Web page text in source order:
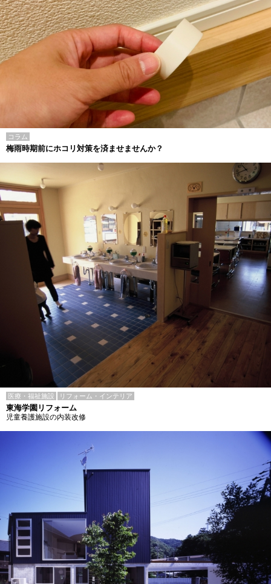
コラム
梅雨時期前にホコリ対策を済ませませんか？
医療・福祉施設 リフォーム・インテリア
東海学園リフォーム
児童養護施設の内装改修